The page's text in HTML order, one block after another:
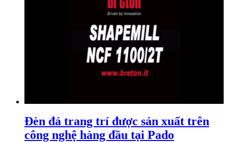
Đèn đá trang trí được sản xuất trên
công nghệ hàng đầu tại Pado